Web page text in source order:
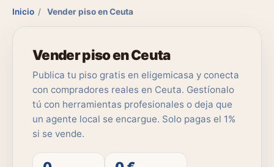
Inicio / Vender piso en Ceuta
Vender piso en Ceuta
Publica tu piso gratis en eligemicasa y conecta
con compradores reales en Ceuta. Gestíonalo
tú con herramientas profesionales o deja que
un agente local se encargue. Solo pagas el 1%
si se vende.